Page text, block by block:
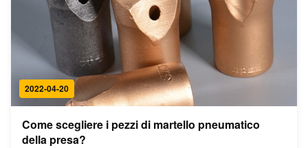
2022-04-20
Come scegliere i pezzi di martello pneumatico
della presa?